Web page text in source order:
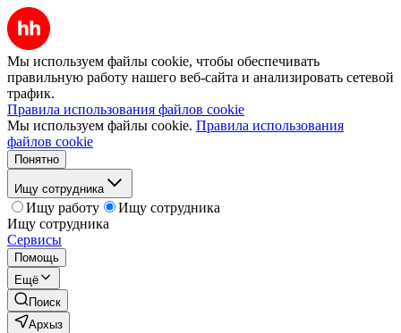
Мы используем файлы cookie, чтобы обеспечивать
правильную работу нашего веб-сайта и анализировать сетевой
трафик.
Правила использования файлов cookie
Мы используем файлы cookie. Правила использования
файлов cookie
Понятно
Ищу сотрудника
Ищу работу
Ищу сотрудника
Ищу сотрудника
Сервисы
Помощь
Ещё
Поиск
Архыз